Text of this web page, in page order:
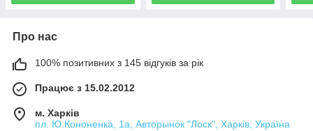
Про нас
100% позитивних з 145 відгуків за рік
Працює з 15.02.2012
м. Харків
пл. Ю.Кононенка, 1а, Авторынок "Лоск", Харків, Україна